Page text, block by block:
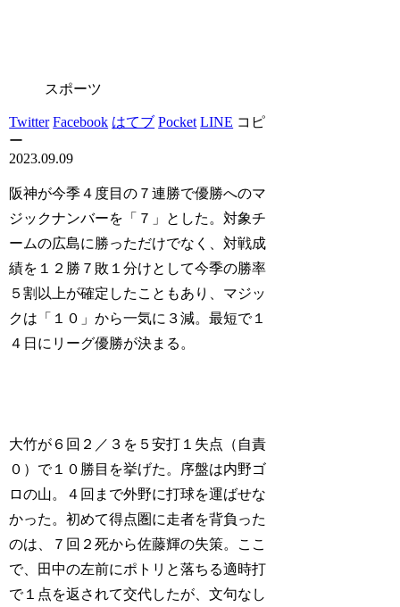
スポーツ
Twitter Facebook はてブ Pocket LINE コピ
ー
2023.09.09
阪神が今季４度目の７連勝で優勝へのマ
ジックナンバーを「７」とした。対象チ
ームの広島に勝っただけでなく、対戦成
績を１２勝７敗１分けとして今季の勝率
５割以上が確定したこともあり、マジッ
クは「１０」から一気に３減。最短で１
４日にリーグ優勝が決まる。
大竹が６回２／３を５安打１失点（自責
０）で１０勝目を挙げた。序盤は内野ゴ
ロの山。４回まで外野に打球を運ばせな
かった。初めて得点圏に走者を背負った
のは、７回２死から佐藤輝の失策。ここ
で、田中の左前にポトリと落ちる適時打
で１点を返されて交代したが、文句なし